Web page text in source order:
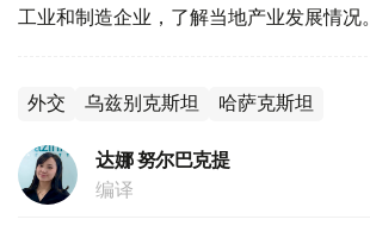
工业和制造企业，了解当地产业发展情况。
外交 乌兹别克斯坦 哈萨克斯坦
达娜 努尔巴克提
编译